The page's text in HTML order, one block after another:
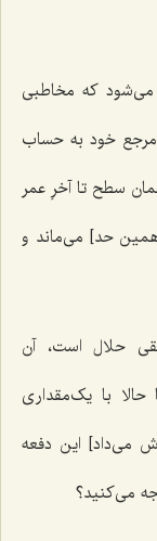
که مخاطبی
مرجع خود به ‌حساب
سطح تا آخرِ عمر
همین حد] می‌ماند و
حلال است، آن
با یک‌مقداری
می‌داد] این دفعه
می‌کنید؟